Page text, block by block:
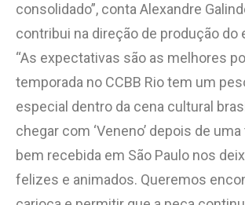
consolidado”, conta Alexandre
contribui na direção de produção do
“As expectativas são as melhores
temporada no CCBB Rio tem um
especial dentro da cena cultural
chegar com ‘Veneno’ depois de
bem recebida em São Paulo nos
felizes e animados. Queremos